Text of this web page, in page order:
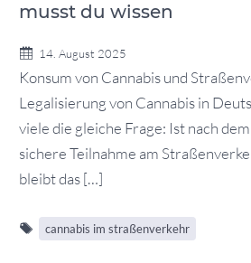
musst du wissen
14. August 2025
Konsum von Cannabis und
Legalisierung von Cannabis in
viele die gleiche Frage: Ist nach
sichere Teilnahme am
bleibt das […]
cannabis im straßenverkehr